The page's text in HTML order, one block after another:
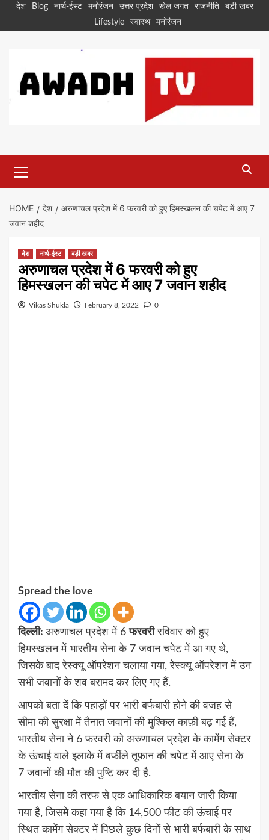
Skipदेश Blog नार्थ-ईस्ट मनोरंजन उत्तर प्रदेश खेल जगत राजनीति
बड़ी खबर
Lifestyle
स्वास्थ मनोरंजन
Menu
HOME देश
अरुणाचल प्रदेश में 6 फरवरी को हुए हिमस्खलन की चपेट में आए 7
जवान शहीद
देश नार्थ-ईस्ट बड़ी खबर
अरुणाचल प्रदेश में 6 फरवरी को हुए
हिमस्खलन की चपेट में आए 7 जवान शहीद
Vikas Shukla February 8, 2022 0
Spread the love
दिल्ली: अरुणाचल प्रदेश में 6फरवरीरविवार को हुए
हिमस्खलन में भारतीय सेना के 7 जवान चपेट में आ गए थे,
जिसके बाद रेस्‍क्‍यू ऑपरेशन चलाया गया, रेस्‍क्‍यू ऑपरेशन में उन
सभी जवानों के शव बरामद कर लिए गए हैं.
आपको बता दें कि पहाड़ों पर भारी बर्फबारी होने की वजह से
सीमा की सुरक्षा में तैनात जवानों की मुश्‍क‍िल काफ़ी बढ़ गई हैं,
भारतीय सेना ने 6 फरवरी को अरुणाचल प्रदेश के कामेंग सेक्टर
के ऊंचाई वाले इलाके में बर्फीले तूफान की चपेट में आए सेना के
7 जवानों की मौत की पुष्टि कर दी है.
भारतीय सेना की तरफ से एक आध‍िकार‍िक बयान जारी क‍िया
गया है, जिसमे कहा गया है क‍ि 14,500 फीट की ऊंचाई पर
स्थित कामेंग सेक्टर में पिछले कुछ दिनों से भारी बर्फबारी के साथ